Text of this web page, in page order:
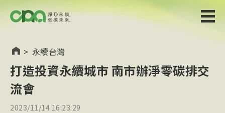
> 永續台灣
打造投資永續城市 南市辦淨零碳排交
流會
2023/11/14 16:23:29